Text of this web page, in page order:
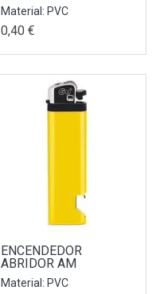
Material: PVC
0,40 €
ENCENDEDOR
ABRIDOR AM
Material: PVC